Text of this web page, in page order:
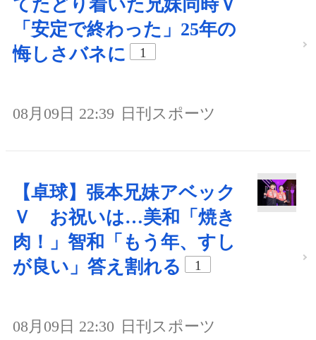
てたどり着いた兄妹同時Ｖ
「安定で終わった」25年の
悔しさバネに
1
08月09日 22:39 日刊スポーツ
【卓球】張本兄妹アベック
Ｖ お祝いは…美和「焼き
肉！」智和「もう年、すし
が良い」答え割れる
1
08月09日 22:30 日刊スポーツ